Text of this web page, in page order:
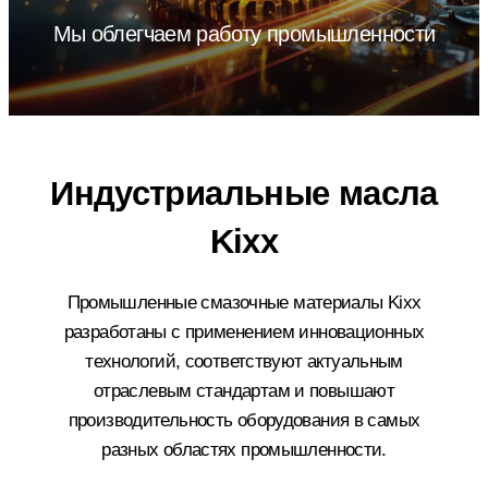
Мы облегчаем работу промышленности
Индустриальные масла
Kixx
Промышленные смазочные материалы Kixx
разработаны с применением инновационных
технологий, соответствуют актуальным
отраслевым стандартам и повышают
производительность оборудования в самых
разных областях промышленности.